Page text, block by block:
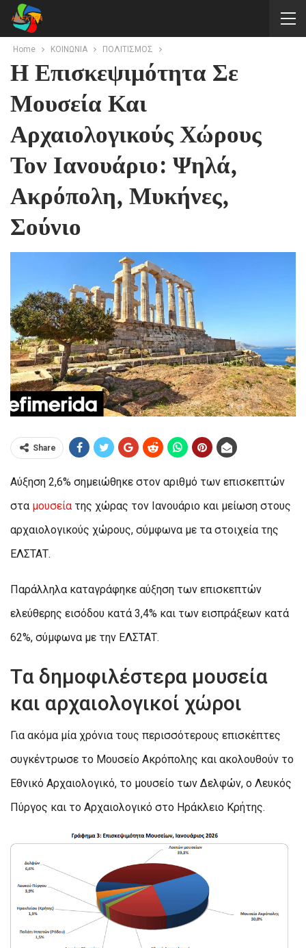
Home ΚΟΙΝΩΝΙΑ ΠΟΛΙΤΙΣΜΟΣ
Η Επισκεψιμότητα Σε
Μουσεία Και
Αρχαιολογικούς Χώρους
Τον Ιανουάριο: Ψηλά,
Ακρόπολη, Μυκήνες,
Σούνιο
Share
Αύξηση 2,6% σημειώθηκε στον αριθμό των επισκεπτών
στα μουσεία της χώρας τον Ιανουάριο και μείωση στους
αρχαιολογικούς χώρους, σύμφωνα με τα στοιχεία της
ΕΛΣΤΑΤ.
Παράλληλα καταγράφηκε αύξηση των επισκεπτών
ελεύθερης εισόδου κατά 3,4% και των εισπράξεων κατά
62%, σύμφωνα με την ΕΛΣΤΑΤ.
Tα δημοφιλέστερα μουσεία
και αρχαιολογικοί χώροι
Για ακόμα μία χρόνια τους περισσότερους επισκέπτες
συγκέντρωσε το Μουσείο Ακρόπολης και ακολουθούν το
Εθνικό Αρχαιολογικό, το μουσείο των Δελφών, ο Λευκός
Πύργος και το Αρχαιολογικό στο Ηράκλειο Κρήτης.